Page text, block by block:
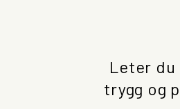
Leter du
trygg og